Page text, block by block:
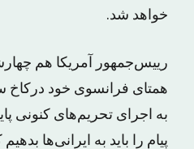
خواهد شد.
رییس‌جمهور آمریکا هم
همتای فرانسوی خود درکاخ
به اجرای تحریم‌های کنونی
پیام را باید به ایرانی‌ها